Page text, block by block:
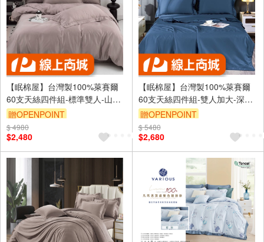
【眠棉屋】台灣製100%萊賽爾
60支天絲四件組-標準雙人-山吹
灰
贈OPENPOINT
$ 4980
$2,480
【眠棉屋】台灣製100%萊賽爾
60支天絲四件組-雙人加大-深海
藍
贈OPENPOINT
$ 5480
$2,680